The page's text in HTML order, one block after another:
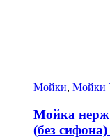
Мойки, Мойки
Мойка нерж
(без